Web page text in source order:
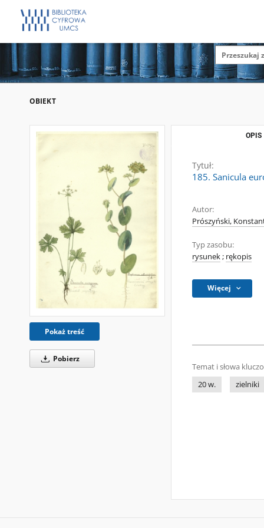
OBIEKT
Pokaż treść
Pobierz
OPIS
Tytuł:
185. Sanicula
Autor:
Prószyński,
Typ zasobu:
rysunek; rękopis
Więcej
Temat i słowa
20 w.
zielniki